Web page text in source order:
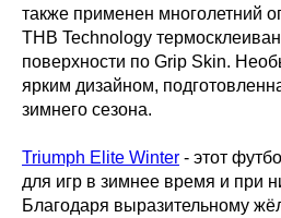
также применен многолетний
THB Technology
поверхности по Grip Skin.
ярким дизайном,
зимнего сезона.
Triumph Elite Winter - этот
для игр в зимнее время и при
Благодаря выразительному